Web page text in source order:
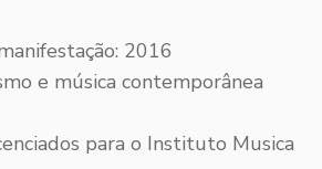
2016
e música contemporânea
para o Instituto Musica